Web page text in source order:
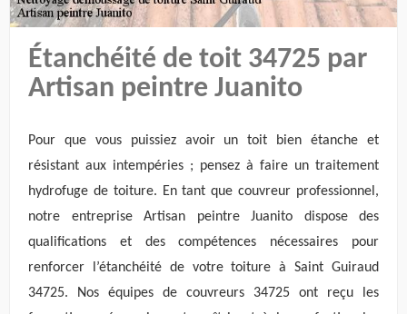
Étanchéité de toit 34725 par
Artisan peintre Juanito
Pour que vous puissiez avoir un toit bien étanche et
résistant aux intempéries ; pensez à faire un traitement
hydrofuge de toiture. En tant que couvreur professionnel,
notre entreprise Artisan peintre Juanito dispose des
qualifications et des compétences nécessaires pour
renforcer l’étanchéité de votre toiture à Saint Guiraud
34725. Nos équipes de couvreurs 34725 ont reçu les